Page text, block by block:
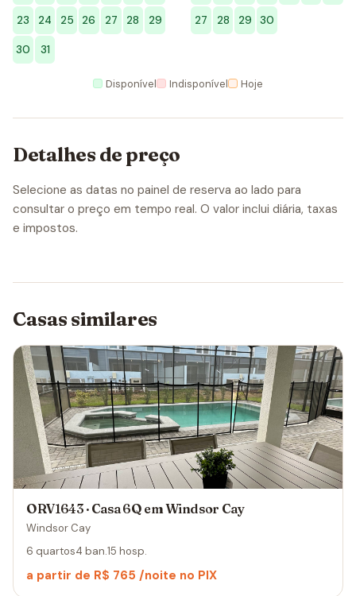
23 24 25 26 27 28 29
30 31
27 28 29 30
Disponível Indisponível Hoje
Detalhes de preço
Selecione as datas no painel de reserva ao lado para
consultar o preço em tempo real. O valor inclui diária, taxas
e impostos.
Casas similares
ORV1643 · Casa 6Q em Windsor Cay
Windsor Cay
6 quartos4 ban.15 hosp.
a partir de R$ 765 /noite no PIX